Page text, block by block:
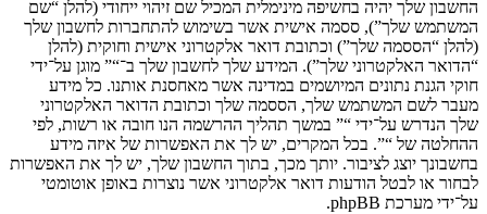
החשבון שלך יהיה בחשיפה מינימלית המכיל שם זיהוי ייחודי (להלן “שם
המשתמש שלך”), ססמה אישית אשר בשימוש להתחברות לחשבון שלך
(להלן “הססמה שלך”) וכתובת דואר אלקטרוני אישית וחוקית (להלן
“הדואר האלקטרוני שלך”). המידע שלך לחשבון שלך ב־“” מוגן על־ידי
חוקי הגנת נתונים המיושמים במדינה אשר מאחסנת אותנו. כל מידע
מעבר לשם המשתמש שלך, הססמה שלך וכתובת הדואר האלקטרוני
שלך הנדרש על־ידי “” במשך תהליך ההרשמה הנו חובה או רשות, לפי
ההחלטה של “”. בכל המקרים, יש לך את האפשרות של איזה מידע
בחשבונך יוצג לציבור. יותך מכך, בתוך החשבון שלך, יש לך את האפשרות
לבחור או לבטל הודעות דואר אלקטרוני אשר נוצרות באופן אוטומטי
על־ידי מערכת phpBB.